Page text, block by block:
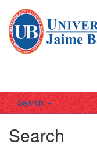
Search
Search